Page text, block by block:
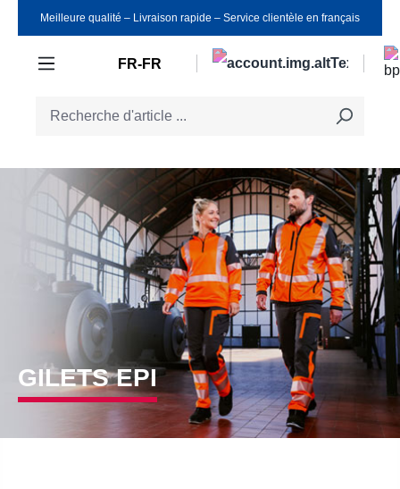
Passer au contenu principal
Meilleure qualité ‒ Livraison rapide ‒ Service clientèle en français
FR-FR
GILETS EPI